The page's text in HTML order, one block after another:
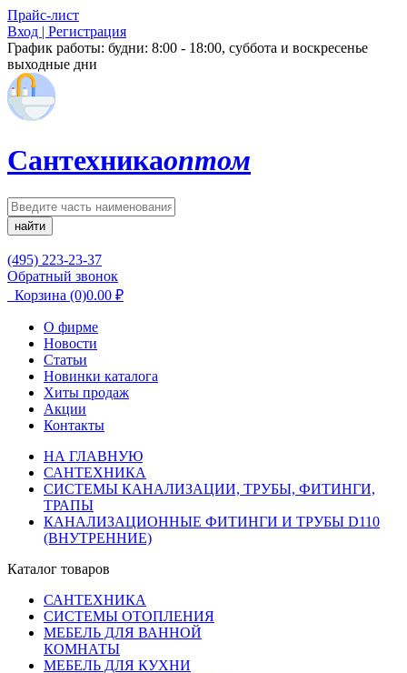
Прайс-лист
Вход | Регистрация
График работы: будни: 8:00 - 18:00, суббота и воскресенье
выходные дни
Сантехникаоптом
найти
(495) 223-23-37
Обратный звонок
Корзина (0)0.00 ₽
О фирме
Новости
Статьи
Новинки каталога
Хиты продаж
Акции
Контакты
НА ГЛАВНУЮ
САНТЕХНИКА
СИСТЕМЫ КАНАЛИЗАЦИИ, ТРУБЫ, ФИТИНГИ,
ТРАПЫ
КАНАЛИЗАЦИОННЫЕ ФИТИНГИ И ТРУБЫ D110
(ВНУТРЕННИЕ)
Каталог товаров
САНТЕХНИКА
СИСТЕМЫ ОТОПЛЕНИЯ
МЕБЕЛЬ ДЛЯ ВАННОЙ
КОМНАТЫ
МЕБЕЛЬ ДЛЯ КУХНИ